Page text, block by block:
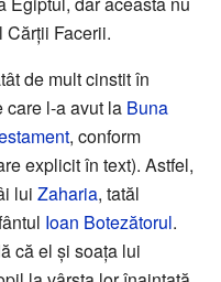
Cărții Facerii.
de mult cinstit în
l-a avut la Buna
, conform
explicit în text). Astfel,
lui Zaharia, tatăl
Ioan Botezătorul.
că el și soața lui